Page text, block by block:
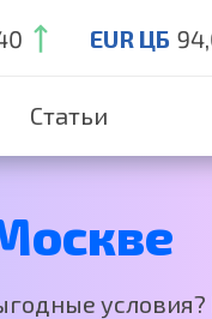
EUR ЦБ
Статьи
условия?